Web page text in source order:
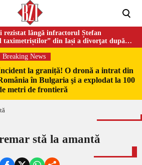
rezistat lângă infractorul Ștefan
taximetriștilor” din Iași a divorţat după
Breaking News
la graniță! O dronă a intrat din
în Bulgaria şi a explodat la 100
metri de frontieră
stă la amantă